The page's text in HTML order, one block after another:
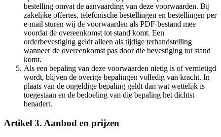
bestelling omvat de aanvaarding van deze voorwaarden. Bij
zakelijke offertes, telefonische bestellingen en bestellingen per
e-mail sturen wij de voorwaarden als PDF-bestand mee
voordat de overeenkomst tot stand komt. Een
orderbevestiging geldt alleen als tijdige terhandstelling
wanneer de overeenkomst pas door die bevestiging tot stand
komt.
Als een bepaling van deze voorwaarden nietig is of vernietigd
wordt, blijven de overige bepalingen volledig van kracht. In
plaats van de ongeldige bepaling geldt dan wat wettelijk is
toegestaan en de bedoeling van die bepaling het dichtst
benadert.
Artikel 3. Aanbod en prijzen